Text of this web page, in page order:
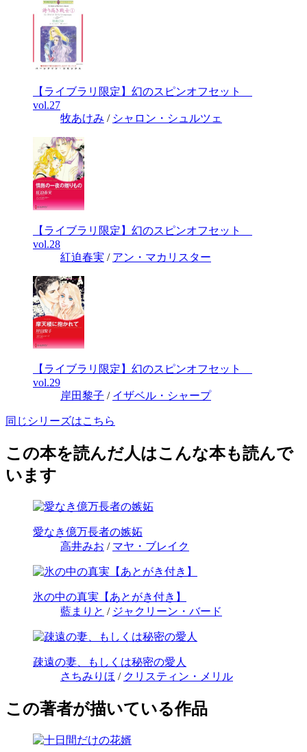
【ライブラリ限定】幻のスピンオフセット
vol.27
牧あけみ / シャロン・シュルツェ
【ライブラリ限定】幻のスピンオフセット
vol.28
紅迫春実 / アン・マカリスター
【ライブラリ限定】幻のスピンオフセット
vol.29
岸田黎子 / イザベル・シャープ
同じシリーズはこちら
この本を読んだ人はこんな本も読んで
います
愛なき億万長者の嫉妬
高井みお / マヤ・ブレイク
氷の中の真実【あとがき付き】
藍まりと / ジャクリーン・バード
疎遠の妻、もしくは秘密の愛人
さちみりほ / クリスティン・メリル
この著者が描いている作品